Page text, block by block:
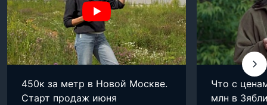
450к за метр в Новой Москве.
Старт продаж июня
Что с
млн в